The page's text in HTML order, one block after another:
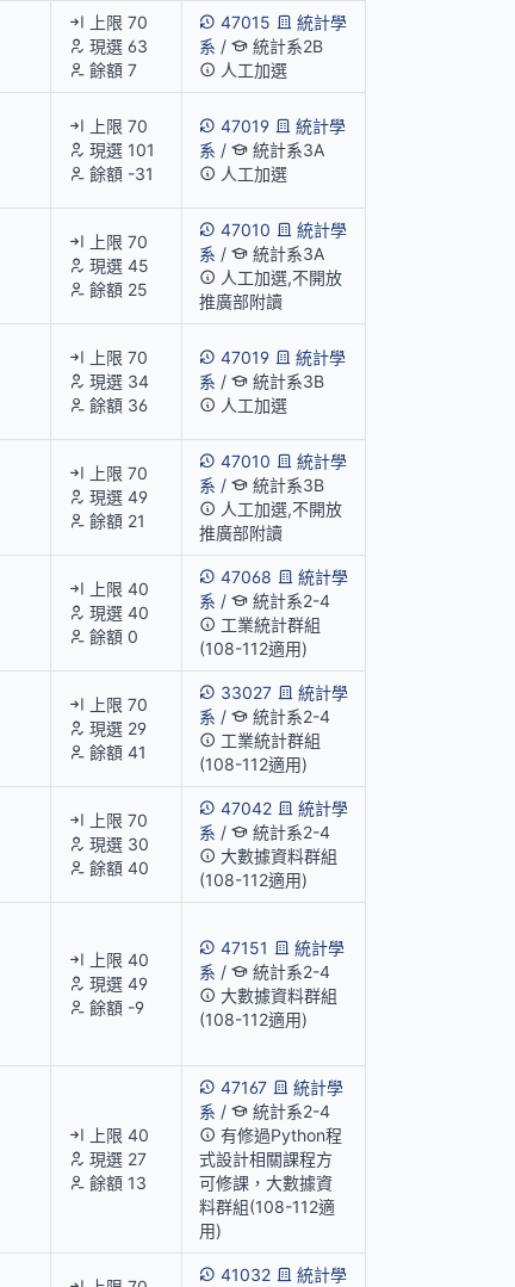
上限 70
現選 63
餘額 7
47015
統計學
系 /
統計系2B
人工加選
上限 70
現選 101
餘額 -31
47019
統計學
系 /
統計系3A
人工加選
上限 70
現選 45
餘額 25
47010
統計學
系 /
統計系3A
人工加選,不開放
推廣部附讀
上限 70
現選 34
餘額 36
47019
統計學
系 /
統計系3B
人工加選
上限 70
現選 49
餘額 21
47010
統計學
系 /
統計系3B
人工加選,不開放
推廣部附讀
上限 40
現選 40
餘額 0
47068
統計學
系 /
統計系2-4
工業統計群組
(108-112適用)
上限 70
現選 29
餘額 41
33027
統計學
系 /
統計系2-4
工業統計群組
(108-112適用)
上限 70
現選 30
餘額 40
47042
統計學
系 /
統計系2-4
大數據資料群組
(108-112適用)
上限 40
現選 49
餘額 -9
47151
統計學
系 /
統計系2-4
大數據資料群組
(108-112適用)
上限 40
現選 27
餘額 13
47167
統計學
系 /
統計系2-4
有修過Python程
式設計相關課程方
可修課，大數據資
料群組(108-112適
用)
41032
統計學